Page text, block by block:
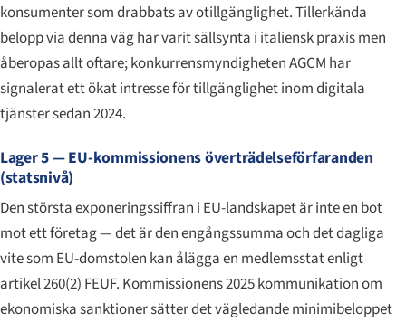
konsumenter som drabbats av otillgänglighet. Tillerkända
belopp via denna väg har varit sällsynta i italiensk praxis men
åberopas allt oftare; konkurrensmyndigheten AGCM har
signalerat ett ökat intresse för tillgänglighet inom digitala
tjänster sedan 2024.
Lager 5 — EU-kommissionens överträdelseförfaranden
(statsnivå)
Den största exponeringssiffran i EU-landskapet är inte en bot
mot ett företag — det är den engångssumma och det dagliga
vite som EU-domstolen kan ålägga en medlemsstat enligt
artikel 260(2) FEUF. Kommissionens 2025 kommunikation om
ekonomiska sanktioner sätter det vägledande minimibeloppet